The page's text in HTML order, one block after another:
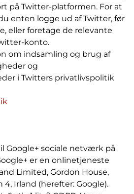
på Twitter-platformen. For at
enten logge ud af Twitter, før
eller foretage de relevante
konto.
om indsamling og brug af
og
i Twitters privatlivspolitik
Google+ sociale netværk på
er en onlinetjeneste
Limited, Gordon House,
4, Irland (herefter: Google).